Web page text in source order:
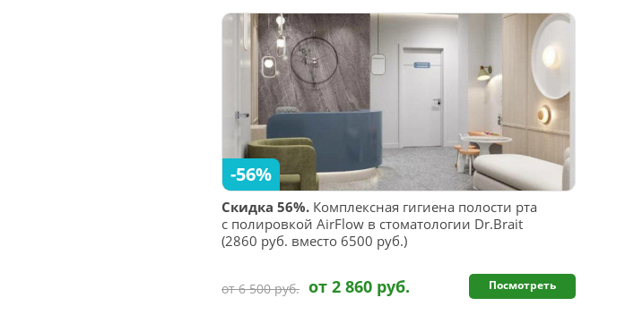
Скидка 56%. Комплексная гигиена полости рта
с полировкой AirFlow в стоматологии Dr.Brait
(2860 руб. вместо 6500 руб.)
-56%
от 6 500 руб. от 2 860 руб. Посмотреть